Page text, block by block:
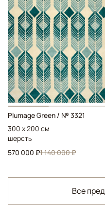
Plumage Green / № 3321
300 x 200 см
шерсть
570 000 ₽1 140 000 ₽
Все